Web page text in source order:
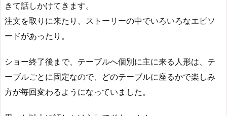
きて話しかけてきます。
注文を取りに来たり、ストーリーの中でいろいろなエピソ
ードがあったり。
ショー終了後まで、テーブルへ個別に主に来る人形は、テ
ーブルごとに固定なので、どのテーブルに座るかで楽しみ
方が毎回変わるようになっていました。